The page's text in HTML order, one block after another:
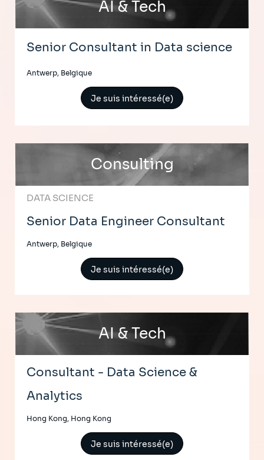
AI & Tech
Senior Consultant in Data science
Antwerp, Belgique
Je suis intéressé(e)
Consulting
DATA SCIENCE
Senior Data Engineer Consultant
Antwerp, Belgique
Je suis intéressé(e)
AI & Tech
Consultant - Data Science &
Analytics
Hong Kong, Hong Kong
Je suis intéressé(e)